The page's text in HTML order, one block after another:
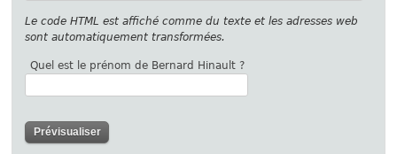
Le code HTML est affiché comme du texte et les adresses web
sont automatiquement transformées.
Quel est le prénom de Bernard Hinault ?